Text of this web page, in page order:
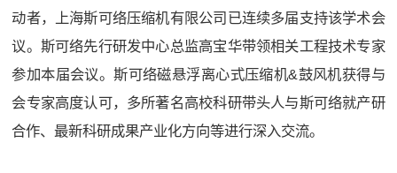
动者，上海斯可络压缩机有限公司已连续多届支持该学术会
议。斯可络先行研发中心总监高宝华带领相关工程技术专家
参加本届会议。斯可络磁悬浮离心式压缩机&鼓风机获得与
会专家高度认可，多所著名高校科研带头人与斯可络就产研
合作、最新科研成果产业化方向等进行深入交流。